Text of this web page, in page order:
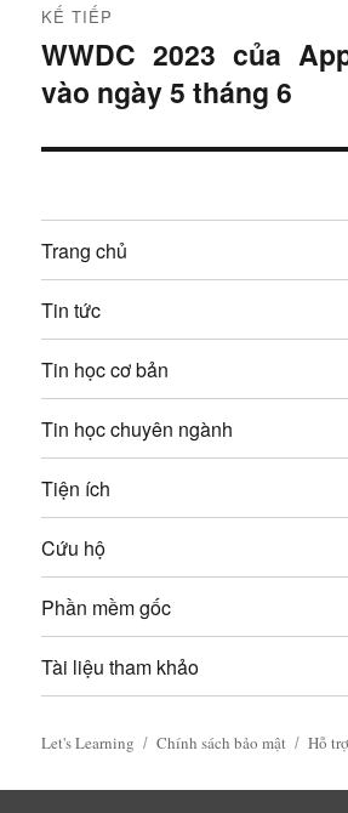
ớ
n
g
à
i
v
i
ế
t
:
KẾ TIẾP
B
à
t
ế
p
WWDC 2023 của
vào ngày 5 tháng 6
Trang chủ
Tin tức
Tin học cơ bản
Tin học chuyên ngành
Tiện ích
Cứu hộ
Phần mềm gốc
Tài liệu tham khảo
Let's Learning Chính sách bảo mật Hỗ